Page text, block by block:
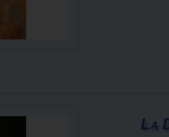
La